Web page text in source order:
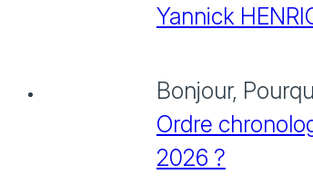
Yannick
Bonjour,
Ordre
2026 ?